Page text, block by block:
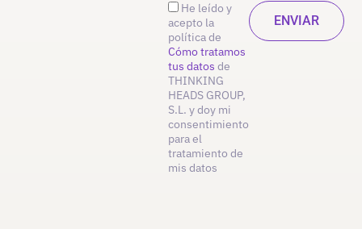
He leído y
acepto la
política de
Cómo tratamos
tus datos de
THINKING
HEADS GROUP,
S.L. y doy mi
consentimiento
para el
tratamiento de
mis datos